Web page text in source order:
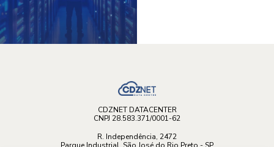
CDZNET DATACENTER
CNPJ 28.583.371/0001-62
R. Independência, 2472